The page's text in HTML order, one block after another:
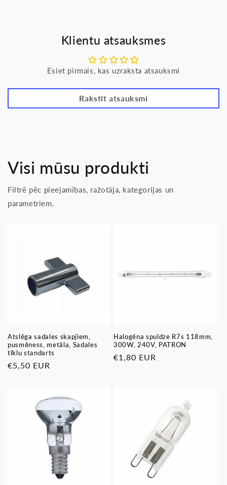
Klientu atsauksmes
Esiet pirmais, kas uzraksta atsauksmi
Rakstīt atsauksmi
Visi mūsu produkti
Filtrē pēc pieejamības, ražotāja, kategorijas un
parametriem.
Atslēga sadales skapjiem,
pusmēness, metāla, Sadales
tīklu standarts
Parastā
€5,50 EUR
Halogēna spuldze R7s 118mm,
300W, 240V, PATRON
Parastā
€1,80 EUR